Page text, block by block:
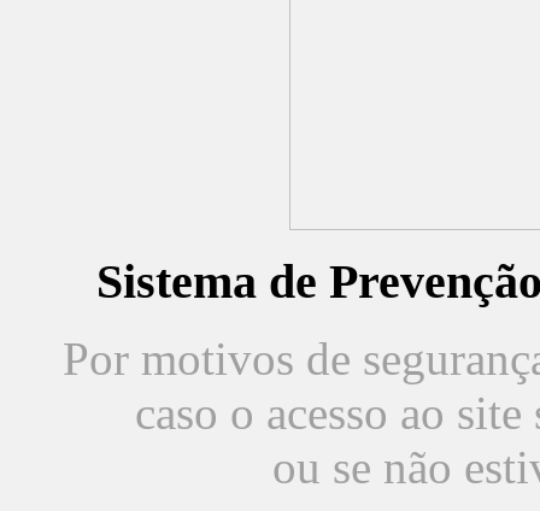
Sistema de
Por motivos de
caso o acesso ao
ou se não